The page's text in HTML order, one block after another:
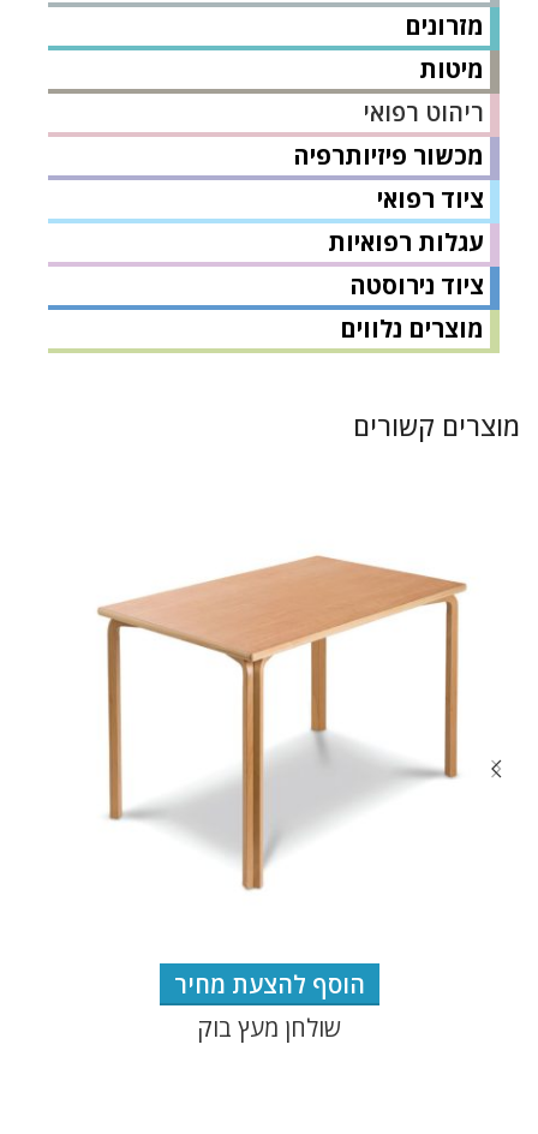
מזרונים
מיטות
ריהוט רפואי
מכשור פיזיותרפיה
ציוד רפואי
עגלות רפואיות
ציוד נירוסטה
מוצרים נלווים
מוצרים קשורים
הוסף להצעת מחיר
שולחן מעץ בוק